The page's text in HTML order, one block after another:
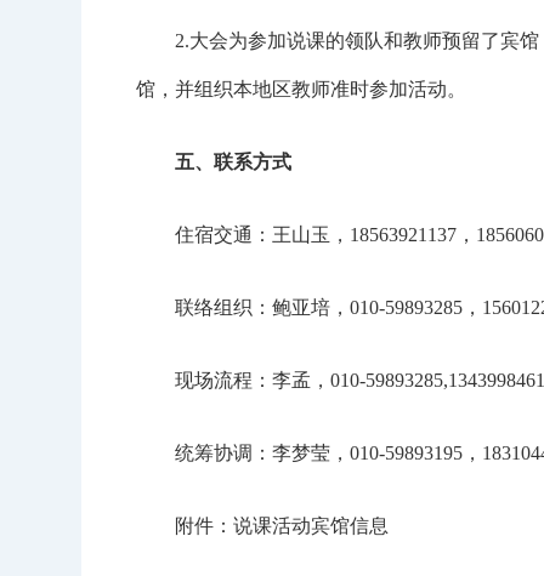
2.大会为参加说课的领队和教师预留了宾馆
馆，并组织本地区教师准时参加活动。
五、联系方式
住宿交通：王山玉，18563921137，
联络组织：鲍亚培，010-59893285，
现场流程：李孟，010-
统筹协调：李梦莹，010-59893195，
附件：说课活动宾馆信息